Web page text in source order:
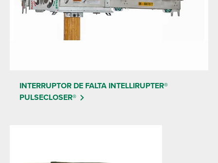
INTERRUPTOR DE FALTA INTELLIRUPTER®
PULSECLOSER®